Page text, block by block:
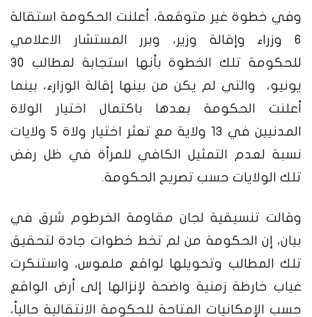
وفي خطوة غير متوقعة، أعلنت الحكومة استقالة
6 وزراء وإقالة وزير، وبرر المستشار الاعلامي
للحكومة تلك الخطوة بأنها استجابة لمطالب 30
يونيو، والتي لم يكن من بينها إقالة الوزارء، بينما
أعلنت الحكومة بعدها باكتمال اختيار الولاة
المدنيين في 13 ولاية مع تعثر اختيار ولاة 5 ولايات
نسبة لعدم التمثيل الكافي للمرأة في ظل رفض
تلك الولايات حسب تصريح الحكومة.
وقالت تنسيقية لجان مقاومة الخرطوم شرق في
بيان، إن الحكومة من لم تخط خطوات جادة لتحقيق
تلك المطالب وتحويلها لواقع ملموس، واستنكرت
غياب خارطة زمنية واضحة لإنزالها إلى أرض الواقع
حسب الإمكانيات المتاحة للحكومة الانتقالية حالياً،